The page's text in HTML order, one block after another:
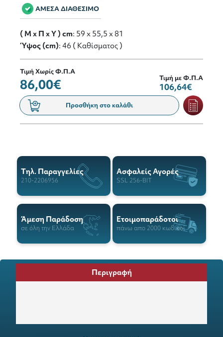
ΑΜΕΣΑ ΔΙΑΘΕΣΙΜΟ
( M x Π x Y ) cm: 59 x 55,5 x 81
Ύψος (cm): 46 ( Καθίσματος )
Τιμή Χωρίς Φ.Π.Α
86,00€ Τιμή με Φ.Π.Α
106,64€
Προσθήκη στο καλάθι
Tηλ. Παραγγελίες
210-2206956
Ασφαλείς Αγορές
SSL 256-BIT
Άμεση Παράδοση
σε όλη την Ελλάδα
Ετοιμοπαράδοτοι
πάνω απο 2000 κωδικοί
Περιγραφή